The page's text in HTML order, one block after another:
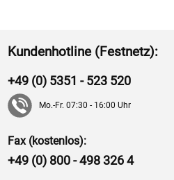
Kundenhotline (Festnetz):
+49 (0) 5351 - 523 520
Mo.-Fr. 07:30 - 16:00 Uhr
Fax (kostenlos):
+49 (0) 800 - 498 326 4